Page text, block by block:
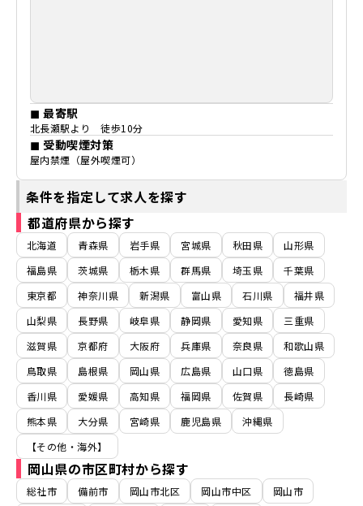
◼ 最寄駅
北長瀬駅より 徒歩10分
◼ 受動喫煙対策
屋内禁煙（屋外喫煙可）
条件を指定して求人を探す
都道府県から探す
北海道 青森県 岩手県 宮城県 秋田県
山形県
福島県
茨城県 栃木県 群馬県 埼玉県
千葉県
東京都
神奈川県 新潟県 富山県 石川県
福井県
山梨県
長野県 岐阜県 静岡県 愛知県
三重県
滋賀県
京都府 大阪府 兵庫県 奈良県
和歌山県
鳥取県
島根県 岡山県 広島県 山口県
徳島県
香川県
愛媛県 高知県 福岡県 佐賀県
長崎県
熊本県
大分県 宮崎県 鹿児島県
沖縄県
【その他・海外】
岡山県の市区町村から探す
総社市 備前市 岡山市北区 岡山市中区
岡山市